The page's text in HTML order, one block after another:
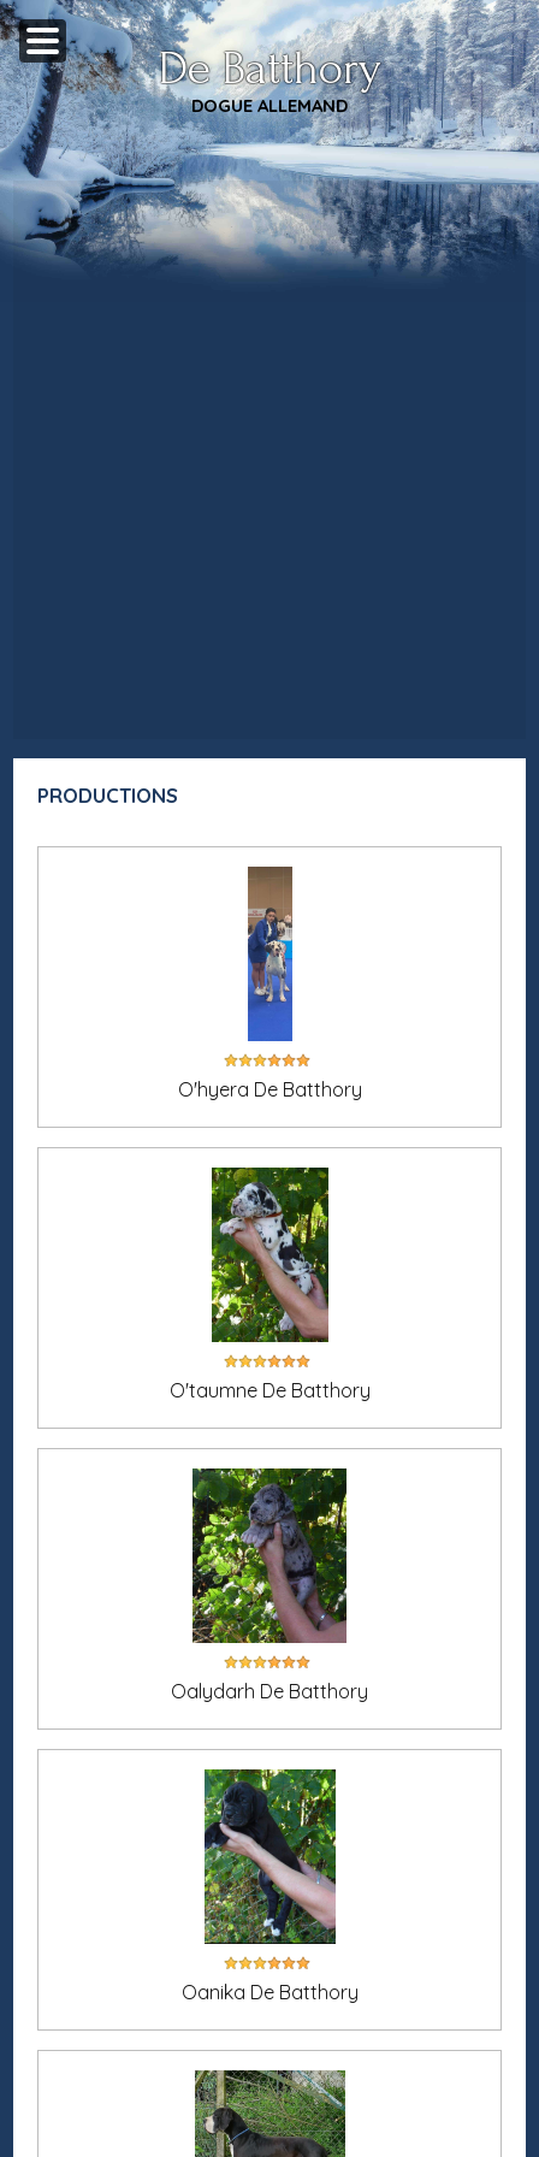
De Batthory
DOGUE ALLEMAND
PRODUCTIONS
O'hyera De Batthory
O'taumne De Batthory
Oalydarh De Batthory
Oanika De Batthory